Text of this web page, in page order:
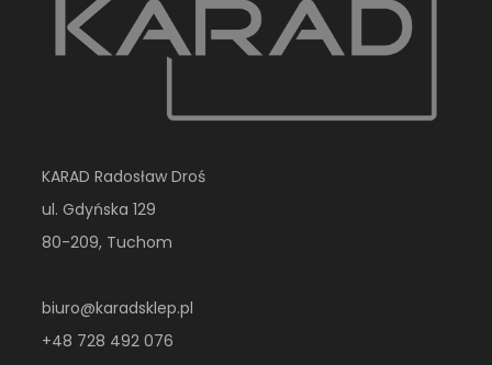
KARAD Radosław Droś
ul. Gdyńska 129
80-209, Tuchom
biuro@karadsklep.pl
+48 728 492 076